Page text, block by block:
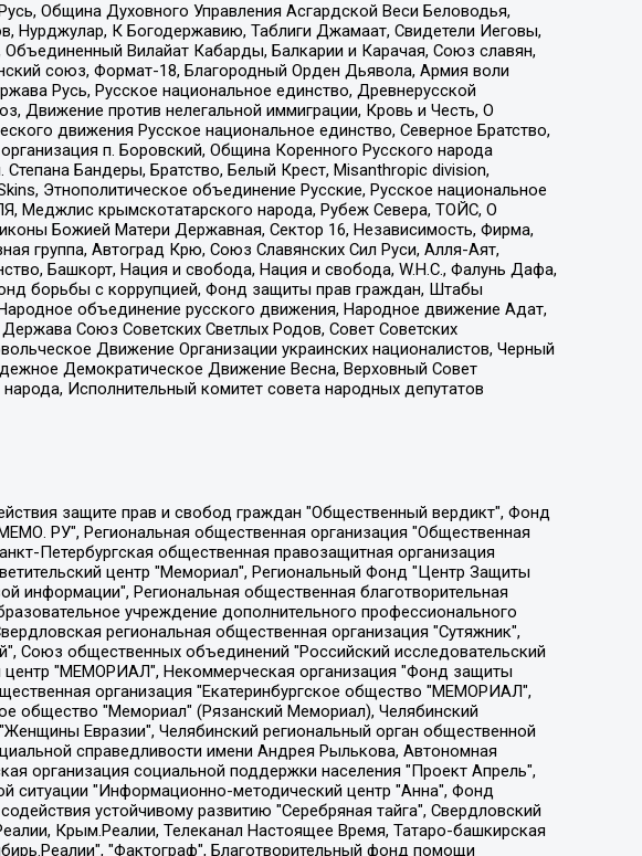
Община Духовного Управления Асгардской Веси Беловодья,
Нурджулар, К Богодержавию, Таблиги Джамаат, Свидетели Иеговы,
Вилайат Кабарды, Балкарии и Карачая, Союз славян,
союз, Формат-18, Благородный Орден Дьявола, Армия воли
Русь, Русское национальное единство, Древнерусской
Движение против нелегальной иммиграции, Кровь и Честь, О
движения Русское национальное единство, Северное Братство,
п. Боровский, Община Коренного Русского народа
Бандеры, Братство, Белый Крест, Misanthropic division,
Этнополитическое объединение Русские, Русское национальное
Меджлис крымскотатарского народа, Рубеж Севера, ТОЙС, О
Божией Матери Державная, Сектор 16, Независимость, Фирма,
группа, Автоград Крю, Союз Славянских Сил Руси, Алля-Аят,
Башкорт, Нация и свобода, Нация и свобода, W.H.С., Фалунь Дафа,
борьбы с коррупцией, Фонд защиты прав граждан, Штабы
объединение русского движения, Народное движение Адат,
Союз Советских Светлых Родов, Совет Советских
Движение Организации украинских националистов, Черный
Демократическое Движение Весна, Верховный Совет
Исполнительный комитет совета народных депутатов
Дмитриевна, Автономная некоммерческая организация по защите прав человека и информированию населения "Якутия – Наше Мнение", Общество с ограниченной ответственностью "Москоу диджитал медиа", с 26.01.2023 Общество с ограниченной ответственностью "Чайка Белые сады", Ветошкина Валерия Валерьевна, Заговора Максим Александрович, Межрегиональное общественное движение "Российская ЛГБТ - сеть", Оленичев Максим Владимирович, Павлов Иван Юрьевич, Скворцова Елена Сергеевна, Общество с ограниченной ответственностью "Как бы инагент", Кочетков Игорь Викторович, Общество с ограниченной ответственностью "Честные выборы", Еланчик Олег Александрович, Общество с ограниченной ответственностью "Нобелевский призыв", Гималова Регина Эмилевна, Григорьев Андрей Валерьевич, Григорьева Алина Александровна, Ассоциация по содействию защите прав призывников, альтернативнослужащих и военнослужащих "Правозащитная группа "Гражданин.Армия.Право", Хисамова Регина Фаритовна, Автономная некоммерческая организация по реализации социально-правовых программ "Лилит", Дальневосточное общественное движение "Маяк", Санкт-Петербургская ЛГБТ-инициативная группа "Выход", Инициативная группа ЛГБТ+ "Реверс", Алексеев Андрей Викторович, Бекбулатова Таисия Львовна, Беляев Иван Михайлович, Владыкина Елена Сергеевна, Гельман Марат Александрович, Никульшина Вероника Юрьевна, Толоконникова Надежда Андреевна, Шендерович Виктор Анатольевич, Общество с ограниченной ответственностью "Данное сообщение", Общество с ограниченной ответственностью Издательский дом "Новая глава", Айнбиндер Александра Александровна, Московский комьюнити-центр для ЛГБТ+инициатив, Благотворительный фонд развития филантропии, Deutsche Welle (Германия, Kurt-Schumacher-Strasse 3, 53113 Bonn), Борзунова Мария Михайловна, Воробьев Виктор Викторович, Голубева Анна Львовна, Константинова Алла Михайловна, Малкова Ирина Владимировна, Мурадов Мурад Абдулгалимович, Осетинская Елизавета Николаевна, Понасенков Евгений Николаевич, Ганапольский Матвей Юрьевич, Киселев Евгений Алексеевич, Борухович Ирина Григорьевна, Дремин Иван Тимофеевич, Дубровский Дмитрий Викторович, Красноярская региональная общественная организация поддержки и развития альтернативных образовательных технологий и межкультурных коммуникаций "ИНТЕРРА", Маяковская Екатерина Алексеевна, Фейгин Марк Захарович, Филимонов Андрей Викторович, Дзугкоева Регина Николаевна, Доброхотов Роман Александрович, Дудь Юрий Александрович, Елкин Сергей Владимирович, Кругликов Кирилл Игоревич, Сабунаева Мария Леонидовна, Семенов Алексей Владимирович, Шаинян Карен Багратович, Шульман Екатерина Михайловна, Асафьев Артур Валерьевич, Вахштайн Виктор Семенович, Венедиктов Алексей Алексеевич, Лушникова Екатерина Евгеньевна, Волков Леонид Михайлович, Невзоров Александр Глебович, Пархоменко Сергей Борисович, Сироткин Ярослав Николаевич, Кара-Мурза Владимир Владимирович, Баранова Наталья Владимировна, Гозман Леонид Яковлевич, Кагарлицкий Борис Юльевич, Климарев Михаил Валерьевич, Милов Владимир Станиславович, Автономная некоммерческая организация Краснодарский центр современного искусства "Типография", Моргенштерн Алишер Тагирович, Соболь Любовь Эдуардовна, Общество с ограниченной ответственностью "ЛИЗА НОРМ", Каспаров Гарри Кимович, Ходорковский Михаил Борисович, Общество с ограниченной ответственностью "Апрельские тезисы", Данилович Ирина Брониславовна, Кашин Олег Владимирович, Петров Николай Владимирович, Пивоваров Алексей Владимирович, Соколов Михаил Владимирович, Цветкова Юлия Владимировна, Чичваркин Евгений Александрович, Комитет против пыток/Команда против пыток, Общество с ограниченной ответственностью "Первый научный", Общество с ограниченной ответственностью "Вертолет и ко", Белоцерковская Вероника Борисовна, Кац Максим Евгеньевич, Лазарева Татьяна Юрьевна, Шаведдинов Руслан Табризович, Яшин Илья Валерьевич, Общество с ограниченной ответственностью "Иноагент ААВ", Алешковский Дмитрий Петрович, Альбац Евгения Марковна, Быков Дмитрий Львович, Галямина Юлия Евгеньевна, Лойко Сергей Леонидович, Мартынов Кирилл Константинович, Медведев Сергей Александрович, Крашенинников Федор Геннадиевич, Гордеева Катерина Вл